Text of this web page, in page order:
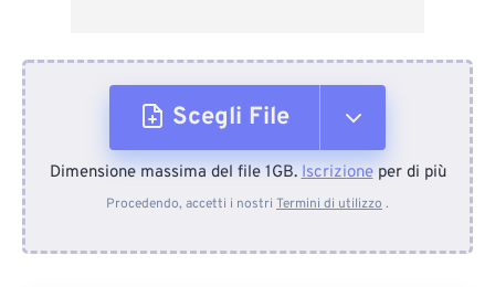
Scegli File
Dal dispositivo
Dimensione massima del file 1GB.Iscrizioneper di più
Procedendo, accetti i nostri Termini di utilizzo .